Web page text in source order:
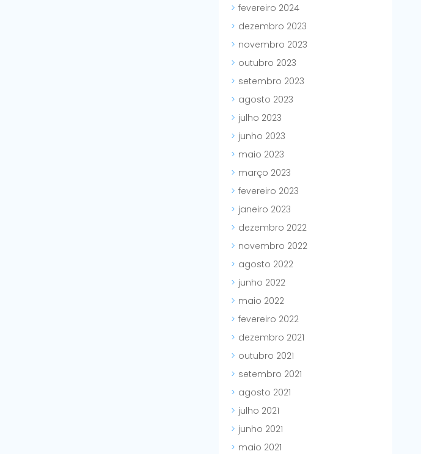
fevereiro 2024
dezembro 2023
novembro 2023
outubro 2023
setembro 2023
agosto 2023
julho 2023
junho 2023
maio 2023
março 2023
fevereiro 2023
janeiro 2023
dezembro 2022
novembro 2022
agosto 2022
junho 2022
maio 2022
fevereiro 2022
dezembro 2021
outubro 2021
setembro 2021
agosto 2021
julho 2021
junho 2021
maio 2021